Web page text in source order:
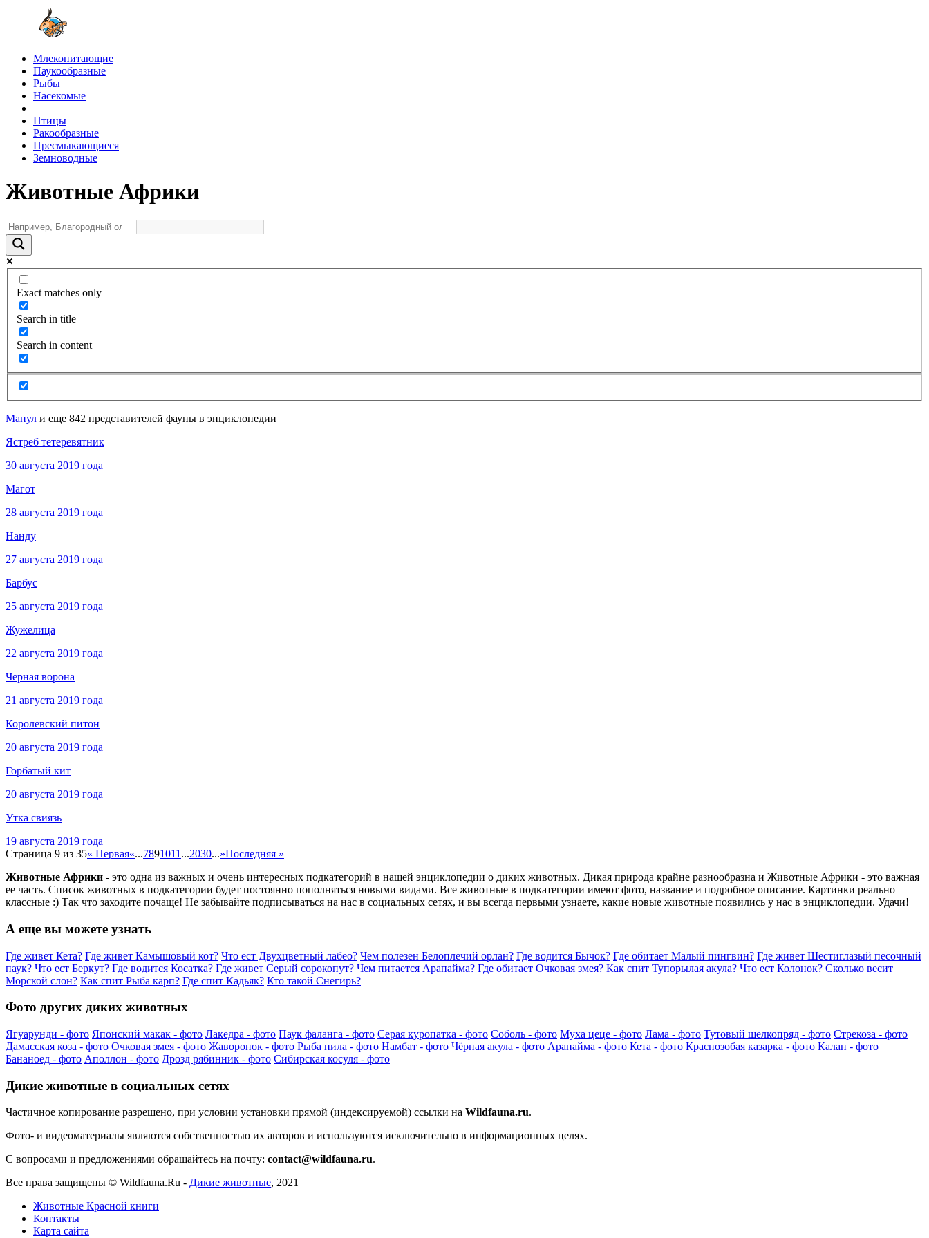
Млекопитающие
Паукообразные
Рыбы
Насекомые
Птицы
Ракообразные
Пресмыкающиеся
Земноводные
Животные Африки
Exact matches only
Search in title
Search in content
Манул и еще 842 представителей фауны в энциклопедии
Ястреб тетеревятник
30 августа 2019 года
Магот
28 августа 2019 года
Нанду
27 августа 2019 года
Барбус
25 августа 2019 года
Жужелица
22 августа 2019 года
Черная ворона
21 августа 2019 года
Королевский питон
20 августа 2019 года
Горбатый кит
20 августа 2019 года
Утка свиязь
19 августа 2019 года
Страница 9 из 35« Первая«...7891011 ...2030...»Последняя »
Животные Африки - это одна из важных и очень интересных подкатегорий в нашей энциклопедии о диких животных. Дикая природа крайне разнообразна и Животные Африки - это важная
ее часть. Список животных в подкатегории будет постоянно пополняться новыми видами. Все животные в подкатегории имеют фото, название и подробное описание. Картинки реально
классные :) Так что заходите почаще! Не забывайте подписываться на нас в социальных сетях, и вы всегда первыми узнаете, какие новые животные появились у нас в энциклопедии. Удачи!
А еще вы можете узнать
Где живет Кета? Где живет Камышовый кот? Что ест Двухцветный лабео? Чем полезен Белоплечий орлан? Где водится Бычок? Где обитает Малый пингвин? Где живет Шестиглазый песочный
паук? Что ест Беркут? Где водится Косатка? Где живет Серый сорокопут? Чем питается Арапайма? Где обитает Очковая змея? Как спит Тупорылая акула? Что ест Колонок? Сколько весит
Морской слон? Как спит Рыба карп? Где спит Кадьяк? Кто такой Снегирь?
Фото других диких животных
Ягуарунди - фото Японский макак - фото Лакедра - фото Паук фаланга - фото Серая куропатка - фото Соболь - фото Муха цеце - фото Лама - фото Тутовый шелкопряд - фото Стрекоза - фото
Дамасская коза - фото Очковая змея - фото Жаворонок - фото Рыба пила - фото Намбат - фото Чёрная акула - фото Арапайма - фото Кета - фото Краснозобая казарка - фото Калан - фото
Бананоед - фото Аполлон - фото Дрозд рябинник - фото Сибирская косуля - фото
Дикие животные в социальных сетях
Частичное копирование разрешено, при условии установки прямой (индексируемой) ссылки на Wildfauna.ru.
Фото- и видеоматериалы являются собственностью их авторов и используются исключительно в информационных целях.
С вопросами и предложениями обращайтесь на почту: contact@wildfauna.ru.
Все права защищены © Wildfauna.Ru - Дикие животные, 2021
Животные Красной книги
Контакты
Карта сайта